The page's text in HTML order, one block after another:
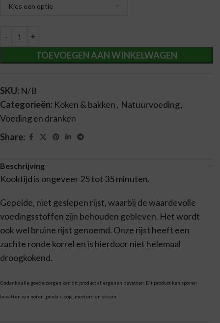
TOEVOEGEN AAN WINKELWAGEN
SKU: N/B
Categorieën: Koken & bakken, Natuurvoeding,
Voeding en dranken
Share:
Beschrijving
Kooktijd is ongeveer 25 tot 35 minuten.
Gepelde, niet geslepen rijst, waarbij de waardevolle
voedingsstoffen zijn behouden gebleven. Het wordt
ook wel bruine rijst genoemd. Onze rijst heeft een
zachte ronde korrel en is hierdoor niet helemaal
droogkokend.
Ondanks alle goede zorgen kan dit product allergenen bevatten. Dit product kan sporen
bevatten van noten, pinda’s, soja, mosterd en sesam.